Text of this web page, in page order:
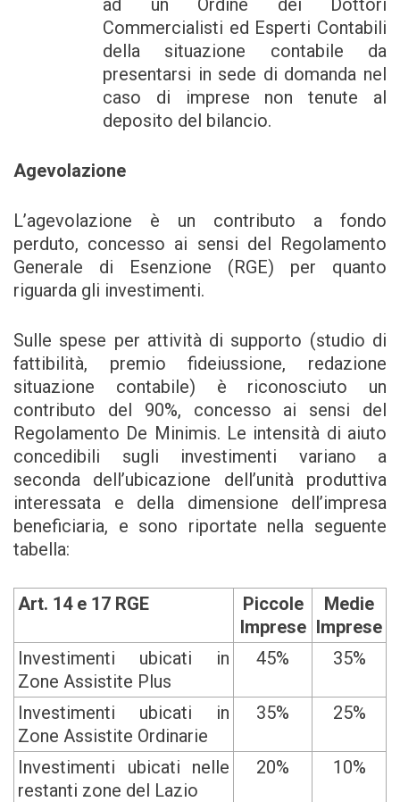
ad un Ordine dei Dottori
Commercialisti ed Esperti Contabili
della situazione contabile da
presentarsi in sede di domanda nel
caso di imprese non tenute al
deposito del bilancio.
Agevolazione
L’agevolazione è un contributo a fondo
perduto, concesso ai sensi del Regolamento
Generale di Esenzione (RGE) per quanto
riguarda gli investimenti.
Sulle spese per attività di supporto (studio di
fattibilità, premio fideiussione, redazione
situazione contabile) è riconosciuto un
contributo del 90%, concesso ai sensi del
Regolamento De Minimis. Le intensità di aiuto
concedibili sugli investimenti variano a
seconda dell’ubicazione dell’unità produttiva
interessata e della dimensione dell’impresa
beneficiaria, e sono riportate nella seguente
tabella:
Art. 14 e 17 RGE
Piccole
Imprese
Medie
Imprese
Investimenti ubicati in
Zone Assistite Plus
45% 35%
Investimenti ubicati in
Zone Assistite Ordinarie
35% 25%
Investimenti ubicati nelle
restanti zone del Lazio
20% 10%